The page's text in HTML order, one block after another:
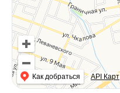
Как добраться API Карт